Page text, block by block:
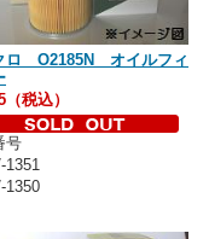
ロ O2185N オイルフィ
税込）
号
1351
1350